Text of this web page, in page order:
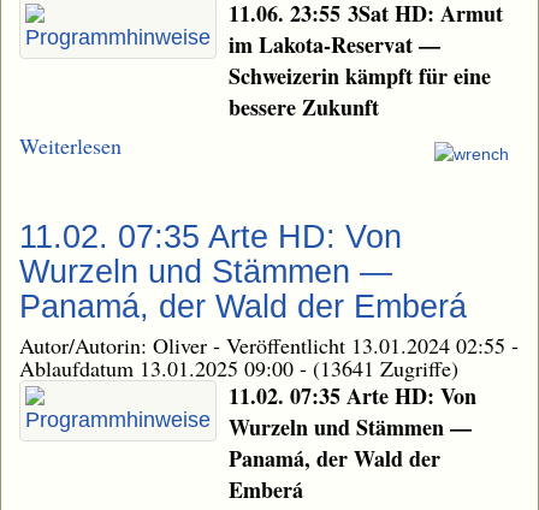
11.06. 23:55 3Sat HD: Armut
im Lakota-Reservat —
Schweizerin kämpft für eine
bessere Zukunft
Weiterlesen
11.02. 07:35 Arte HD: Von
Wurzeln und Stämmen —
Panamá, der Wald der Emberá
Autor/Autorin: Oliver - Veröffentlicht 13.01.2024 02:55 -
Ablaufdatum 13.01.2025 09:00 - (13641 Zugriffe)
11.02. 07:35 Arte HD: Von
Wurzeln und Stämmen —
Panamá, der Wald der
Emberá